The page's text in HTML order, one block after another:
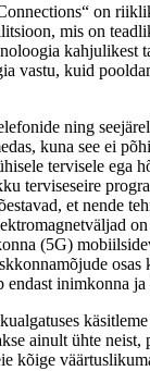
on
mis on
kahjulikest
vastu, kuid
ning
kuna see ei
tervisele ega
terviseseire
et nende
(5G)
osas
endast inimkonna ja
ainult ühte neist,
kõige